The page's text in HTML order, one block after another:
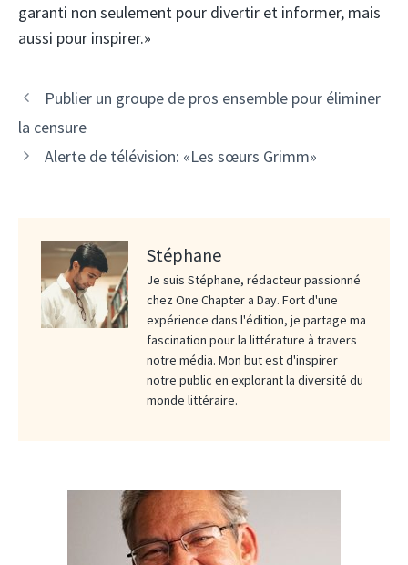
garanti non seulement pour divertir et informer, mais
aussi pour inspirer.»
Publier un groupe de pros ensemble pour éliminer
la censure
Alerte de télévision: «Les sœurs Grimm»
Stéphane
Je suis Stéphane, rédacteur passionné
chez One Chapter a Day. Fort d'une
expérience dans l'édition, je partage ma
fascination pour la littérature à travers
notre média. Mon but est d'inspirer
notre public en explorant la diversité du
monde littéraire.